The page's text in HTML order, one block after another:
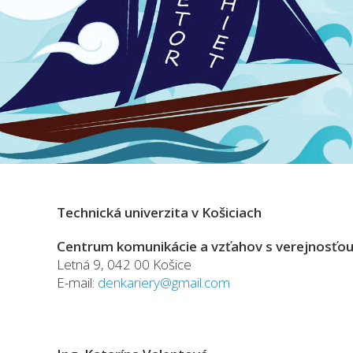
Technická univerzita v Košiciach
Centrum komunikácie a vzťahov s verejnosťou
Letná 9, 042 00 Košice
E-mail: denkariery@gmail.com